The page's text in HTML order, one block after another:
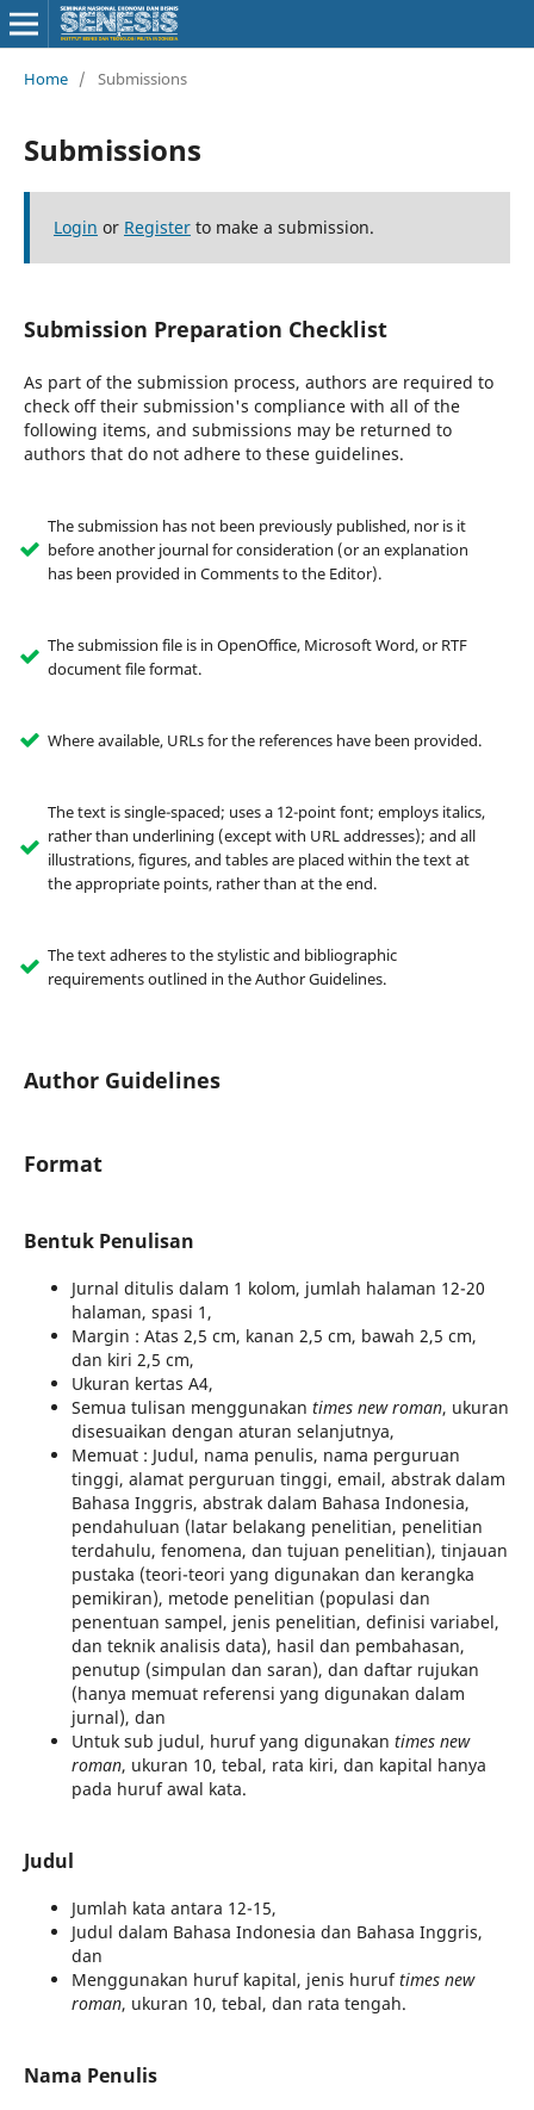
Home / Submissions
Submissions
Login or Registerto make a submission.
Submission Preparation Checklist
As part of the submission process, authors are required to
check off their submission's compliance with all of the
following items, and submissions may be returned to
authors that do not adhere to these guidelines.
The submission has not been previously published, nor is it
before another journal for consideration (or an explanation
has been provided in Comments to the Editor).
The submission file is in OpenOffice, Microsoft Word, or RTF
document file format.
Where available, URLs for the references have been provided.
The text is single-spaced; uses a 12-point font; employs italics,
rather than underlining (except with URL addresses); and all
illustrations, figures, and tables are placed within the text at
the appropriate points, rather than at the end.
The text adheres to the stylistic and bibliographic
requirements outlined in the Author Guidelines.
Author Guidelines
Format
Bentuk Penulisan
Jurnal ditulis dalam 1 kolom, jumlah halaman 12-20
halaman, spasi 1,
Margin : Atas 2,5 cm, kanan 2,5 cm, bawah 2,5 cm,
dan kiri 2,5 cm,
Ukuran kertas A4,
Semua tulisan menggunakan times new roman, ukuran
disesuaikan dengan aturan selanjutnya,
Memuat : Judul, nama penulis, nama perguruan
tinggi, alamat perguruan tinggi, email, abstrak dalam
Bahasa Inggris, abstrak dalam Bahasa Indonesia,
pendahuluan (latar belakang penelitian, penelitian
terdahulu, fenomena, dan tujuan penelitian), tinjauan
pustaka (teori-teori yang digunakan dan kerangka
pemikiran), metode penelitian (populasi dan
penentuan sampel, jenis penelitian, definisi variabel,
dan teknik analisis data), hasil dan pembahasan,
penutup (simpulan dan saran), dan daftar rujukan
(hanya memuat referensi yang digunakan dalam
jurnal), dan
Untuk sub judul, huruf yang digunakan times new
roman, ukuran 10, tebal, rata kiri, dan kapital hanya
pada huruf awal kata.
Judul
Jumlah kata antara 12-15,
Judul dalam Bahasa Indonesia dan Bahasa Inggris,
dan
Menggunakan huruf kapital, jenis huruftimes new
roman, ukuran 10, tebal, dan rata tengah.
Nama Penulis